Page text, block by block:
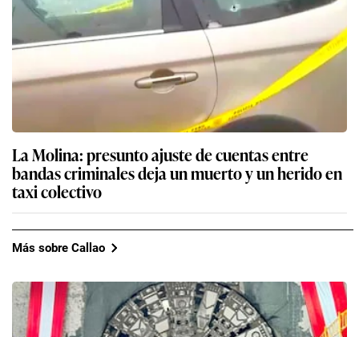
La Molina: presunto ajuste de cuentas entre
bandas criminales deja un muerto y un herido en
taxi colectivo
Más sobre Callao